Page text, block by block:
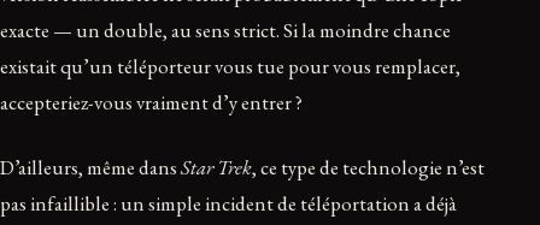
exacte — un double, au sens strict. Si la moindre chance
existait qu’un téléporteur vous tue pour vous remplacer,
accepteriez-vous vraiment d’y entrer ?
D’ailleurs, même dansStar Trek, ce type de technologie n’est
pas infaillible : un simple incident de téléportation a déjà